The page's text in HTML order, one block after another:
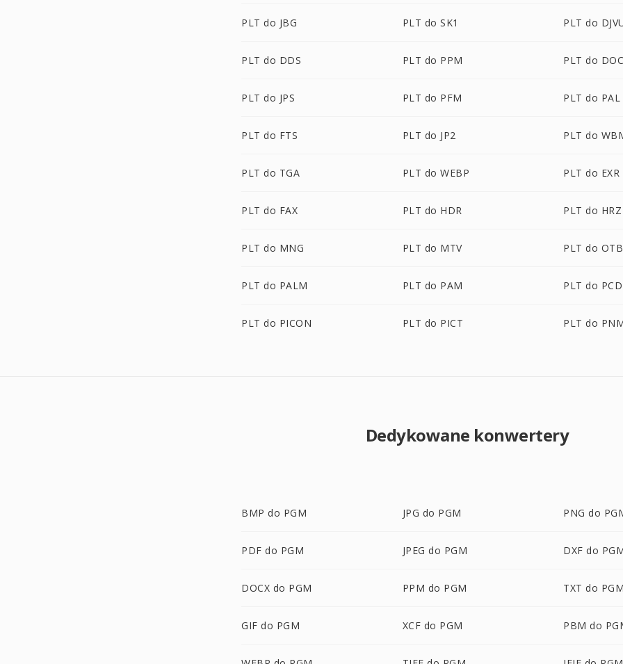
PLT do JBG PLT do SK1 PLT do
PLT do DDS PLT do PPM PLT do
PLT do JPS PLT do PFM PLT do PAL
PLT do FTS PLT do JP2 PLT do
PLT do TGA PLT do WEBP PLT do EXR
PLT do FAX PLT do HDR PLT do HRZ
PLT do MNG PLT do MTV PLT do OTB
PLT do PALM PLT do PAM PLT do PCD
PLT do PICON PLT do PICT PLT do
Dedykowane konwertery
BMP do PGM JPG do PGM PNG do
PDF do PGM JPEG do PGM DXF do
DOCX do PGM PPM do PGM TXT do PGM
GIF do PGM XCF do PGM PBM do